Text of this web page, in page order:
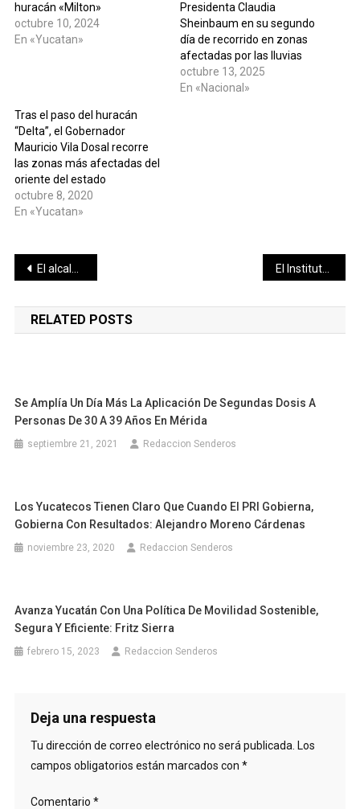
huracán «Milton»
octubre 10, 2024
En «Yucatan»
Presidenta Claudia
Sheinbaum en su segundo
día de recorrido en zonas
afectadas por las lluvias
octubre 13, 2025
En «Nacional»
Tras el paso del huracán
“Delta”, el Gobernador
Mauricio Vila Dosal recorre
las zonas más afectadas del
oriente del estado
octubre 8, 2020
En «Yucatan»
Navegación
de
entradas
El alcalde Renán Barrera supervisa el distribuidor vial de la Prolongación de Montejo para verificar daños por las lluvias
RELATED POSTS
Se Amplía Un Día Más La Aplicación De Segundas Dosis A
Personas De 30 A 39 Años En Mérida
septiembre 21, 2021 Redaccion Senderos
Los Yucatecos Tienen Claro Que Cuando El PRI Gobierna,
Gobierna Con Resultados: Alejandro Moreno Cárdenas
noviembre 23, 2020 Redaccion Senderos
Avanza Yucatán Con Una Política De Movilidad Sostenible,
Segura Y Eficiente: Fritz Sierra
febrero 15, 2023 Redaccion Senderos
Deja una respuesta
Tu dirección de correo electrónico no será publicada. Los
campos obligatorios están marcados con *
Comentario *